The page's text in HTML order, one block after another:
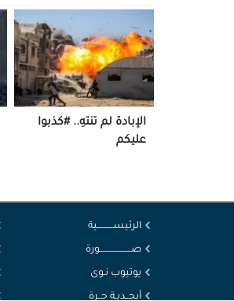
الإبادة لم تنتهِ.. #كذبوا
عليكم
الرئيســــــــــية
صــــــــــــــــــــورة
يوتيوب نـوى
أبجــديـة حــرة